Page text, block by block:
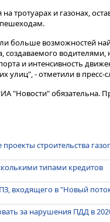
тротуарах и газонах,
пешеходам.
больше возможностей
и интенсивность
улиц", - отметили в пресс-
"Новости" обязательна.
строительства
типами кредитов
входящего в "Новый
за нарушения ПДД в